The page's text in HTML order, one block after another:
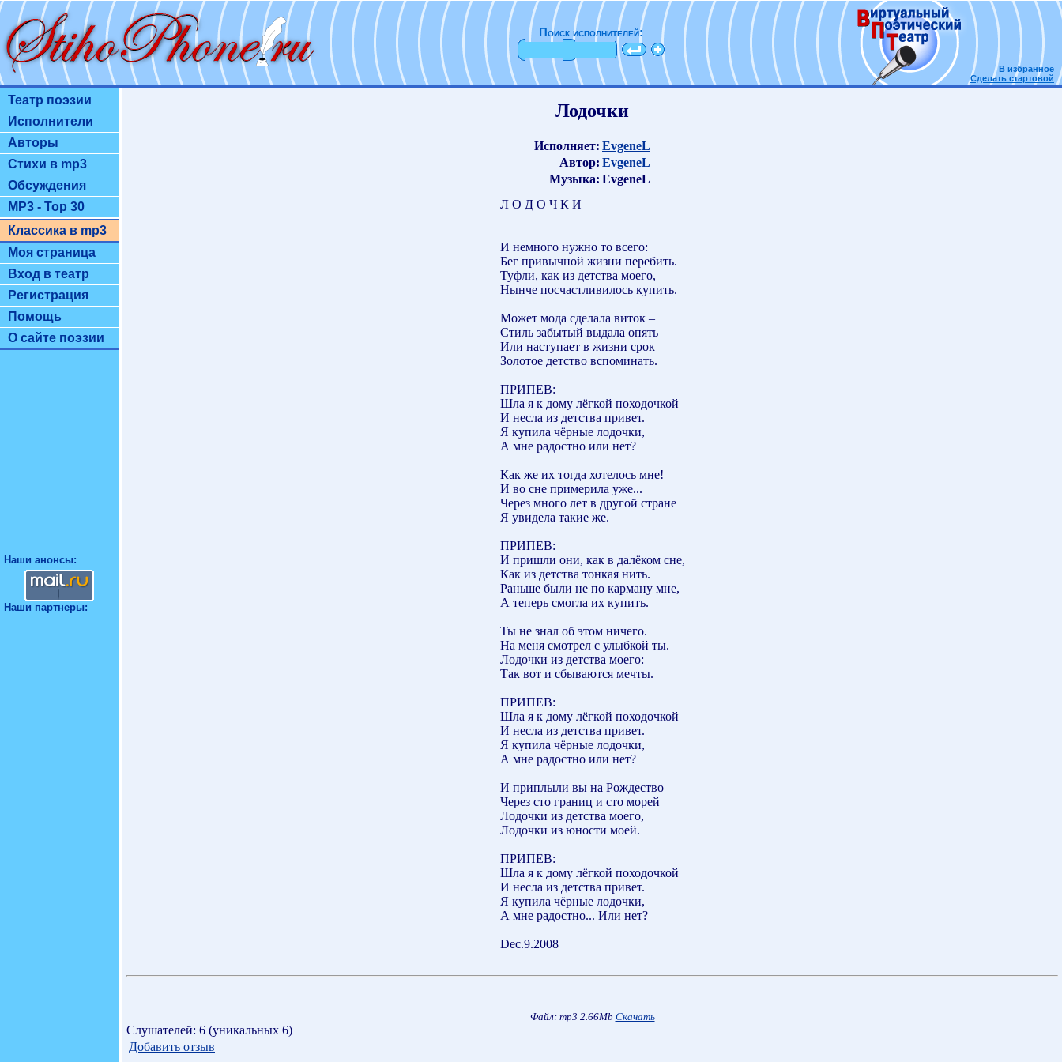
Поиск исполнителей:
В избранное
Сделать стартовой
Театр поэзии
Исполнители
Авторы
Стихи в mp3
Обсуждения
MP3 - Top 30
Классика в mp3
Моя страница
Вход в театр
Регистрация
Помощь
О сайте поэзии
Наши анонсы:
Наши партнеры:
Лодочки
Исполняет: EvgeneL
Автор: EvgeneL
Музыка: EvgeneL
Л О Д О Ч К И
И немного нужно то всего:
Бег привычной жизни перебить.
Туфли, как из детства моего,
Нынче посчастливилось купить.
Может мода сделала виток –
Стиль забытый выдала опять
Или наступает в жизни срок
Золотое детство вспоминать.
ПРИПЕВ:
Шла я к дому лёгкой походочкой
И несла из детства привет.
Я купила чёрные лодочки,
А мне радостно или нет?
Как же их тогда хотелось мне!
И во сне примерила уже...
Через много лет в другой стране
Я увидела такие же.
ПРИПЕВ:
И пришли они, как в далёком сне,
Как из детства тонкая нить.
Раньше были не по карману мне,
А теперь смогла их купить.
Ты не знал об этом ничего.
На меня смотрел с улыбкой ты.
Лодочки из детства моего:
Так вот и сбываются мечты.
ПРИПЕВ:
Шла я к дому лёгкой походочкой
И несла из детства привет.
Я купила чёрные лодочки,
А мне радостно или нет?
И приплыли вы на Рождество
Через сто границ и сто морей
Лодочки из детства моего,
Лодочки из юности моей.
ПРИПЕВ:
Шла я к дому лёгкой походочкой
И несла из детства привет.
Я купила чёрные лодочки,
А мне радостно... Или нет?
Dec.9.2008
Файл: mp3 2.66Mb Скачать
Слушателей: 6 (уникальных 6)
Добавить отзыв